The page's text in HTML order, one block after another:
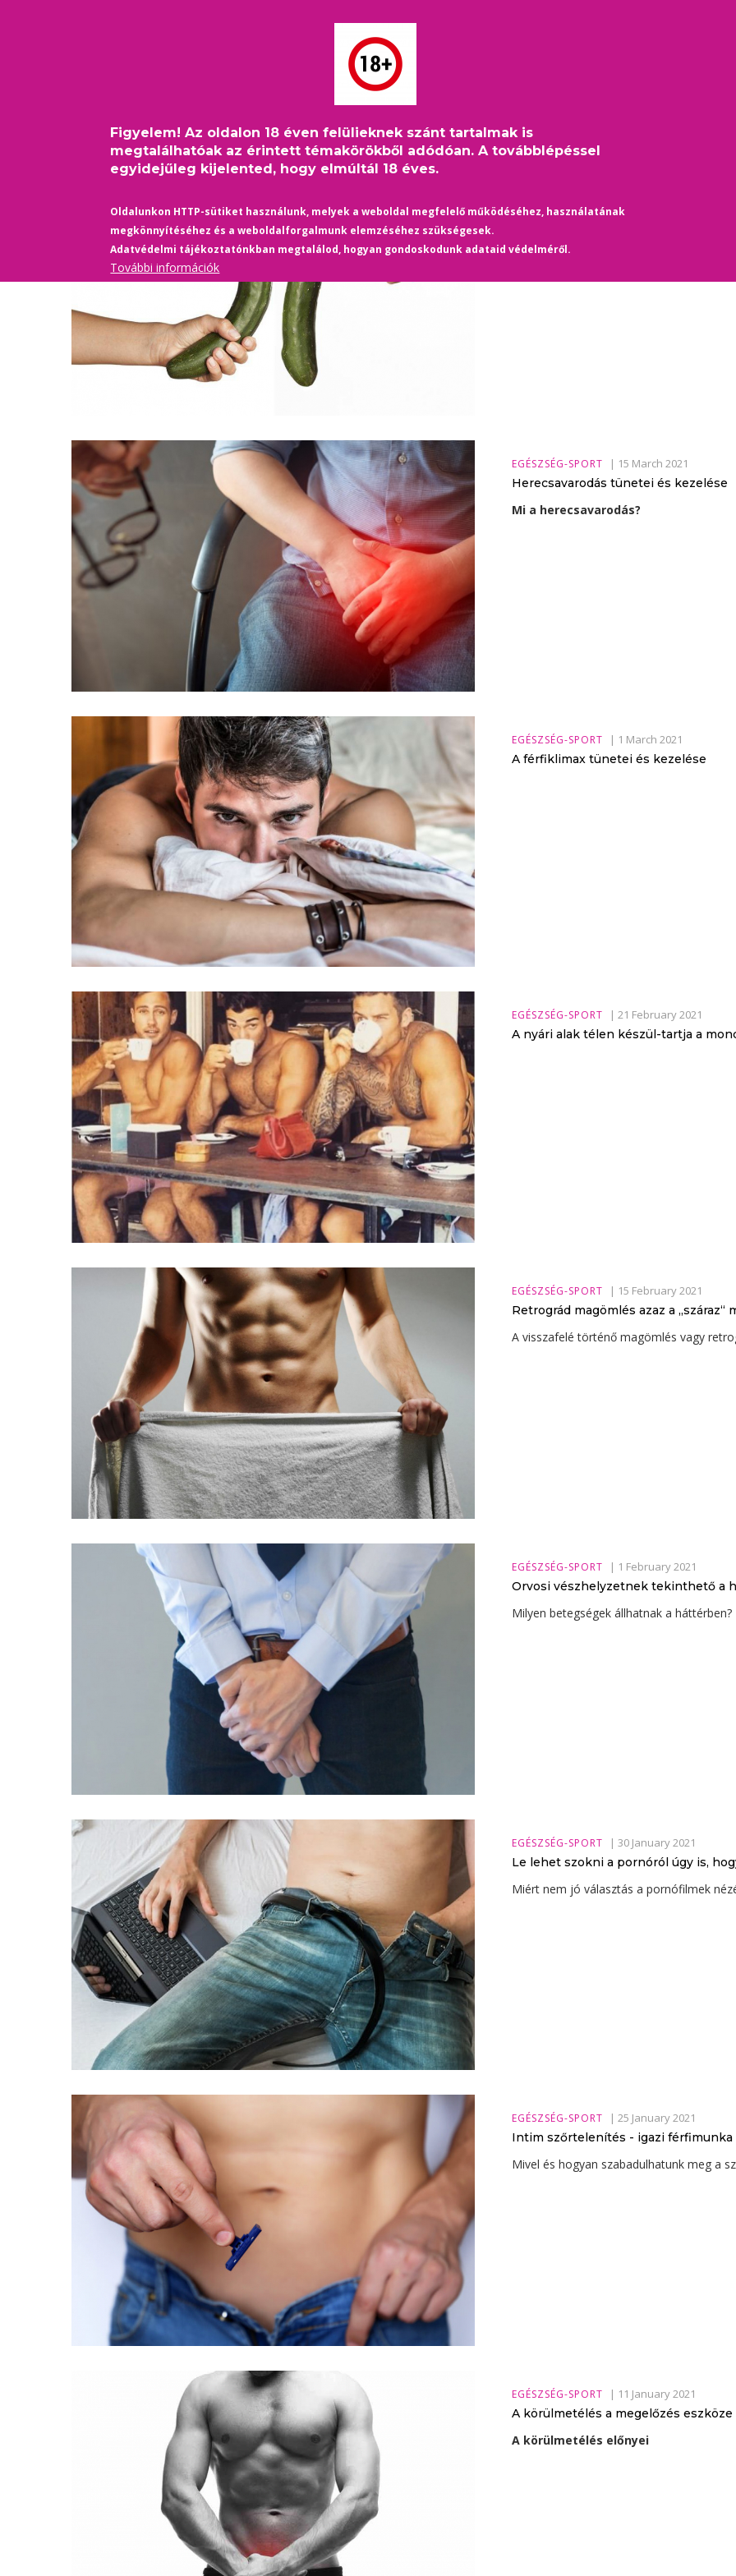
Figyelem! Az oldalon 18 éven felülieknek szánt tartalmak is
megtalálhatóak az érintett témakörökből adódóan. A továbblépéssel
egyidejűleg kijelented, hogy elmúltál 18 éves.
Oldalunkon HTTP-sütiket használunk, melyek a weboldal megfelelő működéséhez, használatának
megkönnyítéséhez és a weboldalforgalmunk elemzéséhez szükségesek.
Adatvédelmi tájékoztatónkban megtalálod, hogyan gondoskodunk adataid védelméről.
További információk
PINKFILMS HÍREK
Morzsa
/Életmód /Egészség-Sport
Jön a zselé, ami 10 perc alatt
EGÉSZSÉG-SPORT | 15 March 2021
Herecsavarodás tünetei és kezelése
Mi a herecsavarodás?
EGÉSZSÉG-SPORT | 1 March 2021
A férfiklimax tünetei és kezelése
EGÉSZSÉG-SPORT |21 February 2021
A nyári alak télen készül-tartja a
EGÉSZSÉG-SPORT | 15 February 2021
Retrográd magömlés azaz a „száraz“
A visszafelé történő magömlés vagy
EGÉSZSÉG-SPORT | 1 February 2021
Orvosi vészhelyzetnek tekinthető a
Milyen betegségek állhatnak a háttérben?
EGÉSZSÉG-SPORT | 30 January 2021
Le lehet szokni a pornóról úgy is,
Miért nem jó választás a pornófilmek
EGÉSZSÉG-SPORT |25 January 2021
Intim szőrtelenítés - igazi férfimunka
Mivel és hogyan szabadulhatunk meg a
EGÉSZSÉG-SPORT | 11 January 2021
A körülmetélés a megelőzés
A körülmetélés előnyei